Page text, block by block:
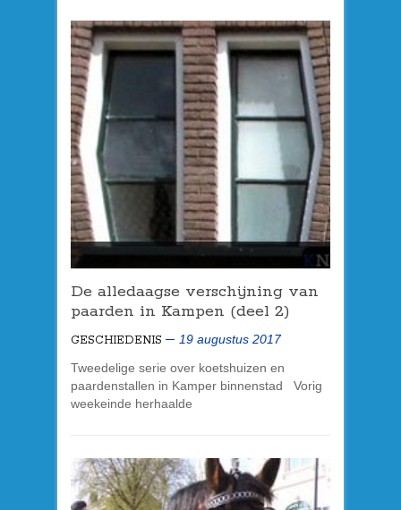
De alledaagse verschijning van
paarden in Kampen (deel 2)
GESCHIEDENIS
19 augustus 2017
Tweedelige serie over koetshuizen en
paardenstallen in Kamper binnenstad Vorig
weekeinde herhaalde